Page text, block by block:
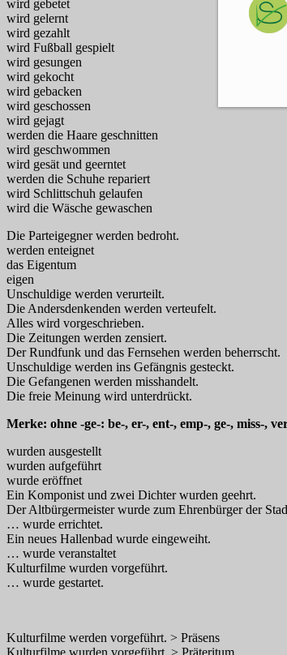
wird gebetet
wird gelernt
wird gezahlt
wird Fußball gespielt
wird gesungen
wird gekocht
wird gebacken
wird geschossen
wird gejagt
werden die Haare geschnitten
wird geschwommen
wird gesät und geerntet
werden die Schuhe repariert
wird Schlittschuh gelaufen
wird die Wäsche gewaschen
Die Parteigegner werden bedroht.
werden enteignet
das Eigentum
eigen
Unschuldige werden verurteilt.
Die Andersdenkenden werden verteufelt.
Alles wird vorgeschrieben.
Die Zeitungen werden zensiert.
Der Rundfunk und das Fernsehen werden beherrscht.
Unschuldige werden ins Gefängnis gesteckt.
Die Gefangenen werden misshandelt.
Die freie Meinung wird unterdrückt.
Merke: ohne -ge-: be-, er-, ent-, emp-, ge-, miss-,
wurden ausgestellt
wurden aufgeführt
wurde eröffnet
Ein Komponist und zwei Dichter wurden geehrt.
Der Altbürgermeister wurde zum Ehrenbürger der
… wurde errichtet.
Ein neues Hallenbad wurde eingeweiht.
… wurde veranstaltet
Kulturfilme wurden vorgeführt.
… wurde gestartet.
Kulturfilme werden vorgeführt. > Präsens
Kulturfilme wurden vorgeführt. > Präteritum